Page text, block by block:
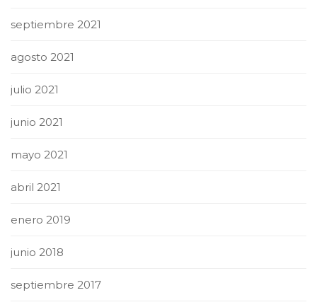
septiembre 2021
agosto 2021
julio 2021
junio 2021
mayo 2021
abril 2021
enero 2019
junio 2018
septiembre 2017